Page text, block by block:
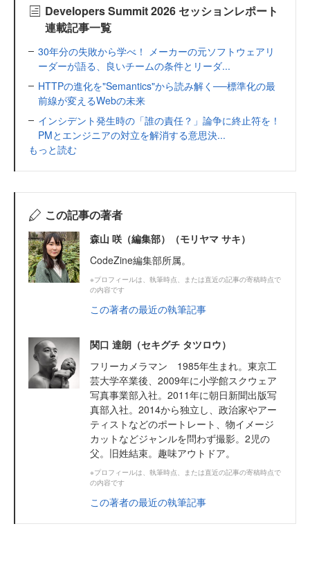
Developers Summit 2026 セッションレポート
連載記事一覧
30年分の失敗から学べ！ メーカーの元ソフトウェアリ
ーダーが語る、良いチームの条件とリーダ...
HTTPの進化を"Semantics"から読み解く──標準化の最
前線が変えるWebの未来
インシデント発生時の「誰の責任？」論争に終止符を！
PMとエンジニアの対立を解消する意思決...
もっと読む
この記事の著者
森山 咲（編集部）（モリヤマ サキ）
CodeZine編集部所属。
※プロフィールは、執筆時点、または直近の記事の寄稿時点で
の内容です
この著者の最近の執筆記事
関口 達朗（セキグチ タツロウ）
フリーカメラマン 1985年生まれ。東京工
芸大学卒業後、2009年に小学館スクウェア
写真事業部入社。2011年に朝日新聞出版写
真部入社。2014から独立し、政治家やアー
ティストなどのポートレート、物イメージ
カットなどジャンルを問わず撮影。2児の
父。旧姓結束。趣味アウトドア。
※プロフィールは、執筆時点、または直近の記事の寄稿時点で
の内容です
この著者の最近の執筆記事